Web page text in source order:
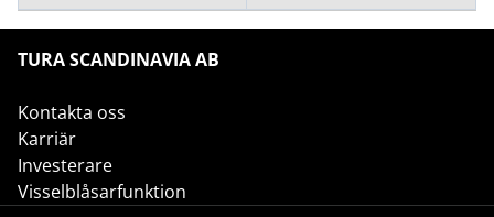
TURA SCANDINAVIA AB
Kontakta oss
Karriär
Investerare
Visselblåsarfunktion